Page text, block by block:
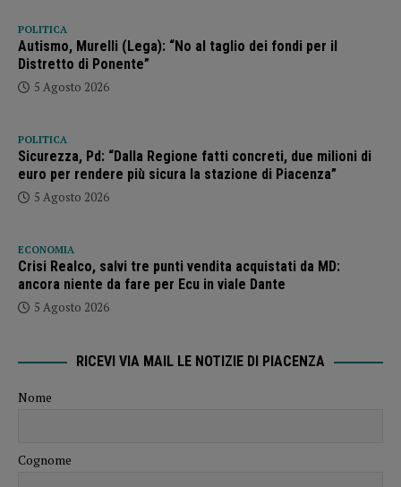
POLITICA
Autismo, Murelli (Lega): “No al taglio dei fondi per il
Distretto di Ponente”
5 Agosto 2026
POLITICA
Sicurezza, Pd: “Dalla Regione fatti concreti, due milioni di
euro per rendere più sicura la stazione di Piacenza”
5 Agosto 2026
ECONOMIA
Crisi Realco, salvi tre punti vendita acquistati da MD:
ancora niente da fare per Ecu in viale Dante
5 Agosto 2026
RICEVI VIA MAIL LE NOTIZIE DI PIACENZA
Nome
Cognome